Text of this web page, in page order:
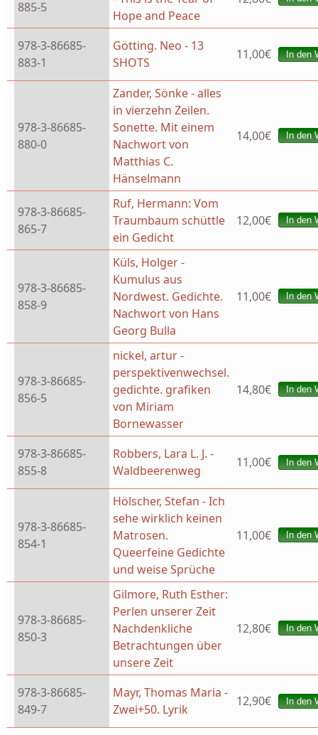
885-5
Hope and Peace
978-3-86685-
883-1
Götting. Neo - 13
SHOTS
11,00€
978-3-86685-
880-0
Zander, Sönke - alles
in vierzehn Zeilen.
Sonette. Mit einem
Nachwort von
Matthias C.
Hänselmann
14,00€
978-3-86685-
865-7
Ruf, Hermann: Vom
Traumbaum schüttle
ein Gedicht
12,00€
978-3-86685-
858-9
Küls, Holger -
Kumulus aus
Nordwest. Gedichte.
Nachwort von Hans
Georg Bulla
11,00€
978-3-86685-
856-5
nickel, artur -
perspektivenwechsel.
gedichte. grafiken
von Miriam
Bornewasser
14,80€
978-3-86685-
855-8
Robbers, Lara L. J. -
Waldbeerenweg
11,00€
978-3-86685-
854-1
Hölscher, Stefan - Ich
sehe wirklich keinen
Matrosen.
Queerfeine Gedichte
und weise Sprüche
11,00€
978-3-86685-
850-3
Gilmore, Ruth Esther:
Perlen unserer Zeit
Nachdenkliche
Betrachtungen über
unsere Zeit
12,80€
978-3-86685-
849-7
Mayr, Thomas Maria -
Zwei+50. Lyrik
12,90€